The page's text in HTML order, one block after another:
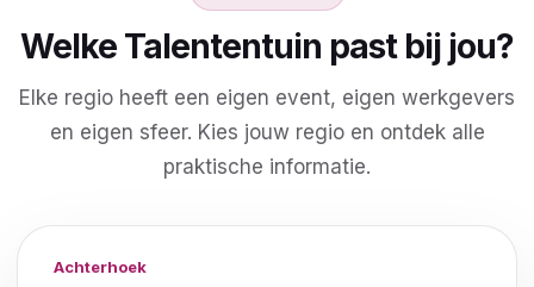
Welke Talententuin past bij jou?
Elke regio heeft een eigen event, eigen werkgevers
en eigen sfeer. Kies jouw regio en ontdek alle
praktische informatie.
Achterhoek